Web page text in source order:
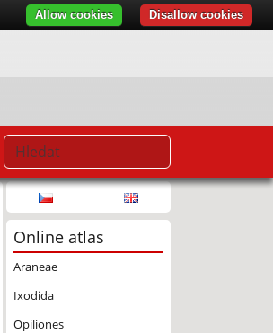
Online atlas
Araneae
Ixodida
Opiliones
Disallow cookies
Allow cookies